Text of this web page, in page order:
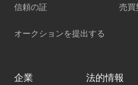
信頼の証
オークションを提出する
売買
企業 法的情報